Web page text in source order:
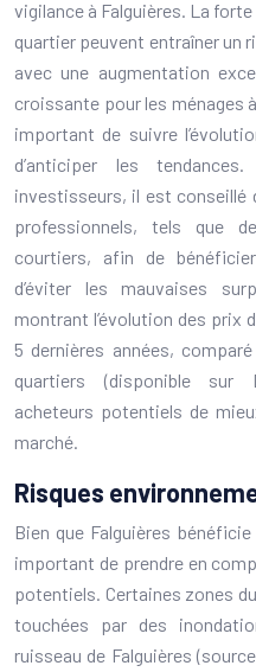
vigilance à Falguières. La
quartier peuvent entraîner un
avec une augmentation
croissante pour les ménages
important de suivre
d’anticiper les
investisseurs, il est conseillé
professionnels, tels que
courtiers, afin de
d’éviter les mauvaises
montrant l’évolution des prix
5 dernières années,
quartiers (disponible sur
acheteurs potentiels de
marché.
Risques
Bien que Falguières
important de prendre en
potentiels. Certaines zones
touchées par des
ruisseau de Falguières